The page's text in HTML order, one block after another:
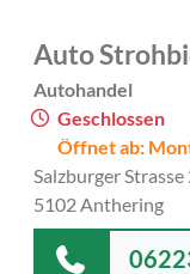
Auto
Autohandel
Geschlossen
Öffnet ab:
Salzburger Strasse
5102 Anthering